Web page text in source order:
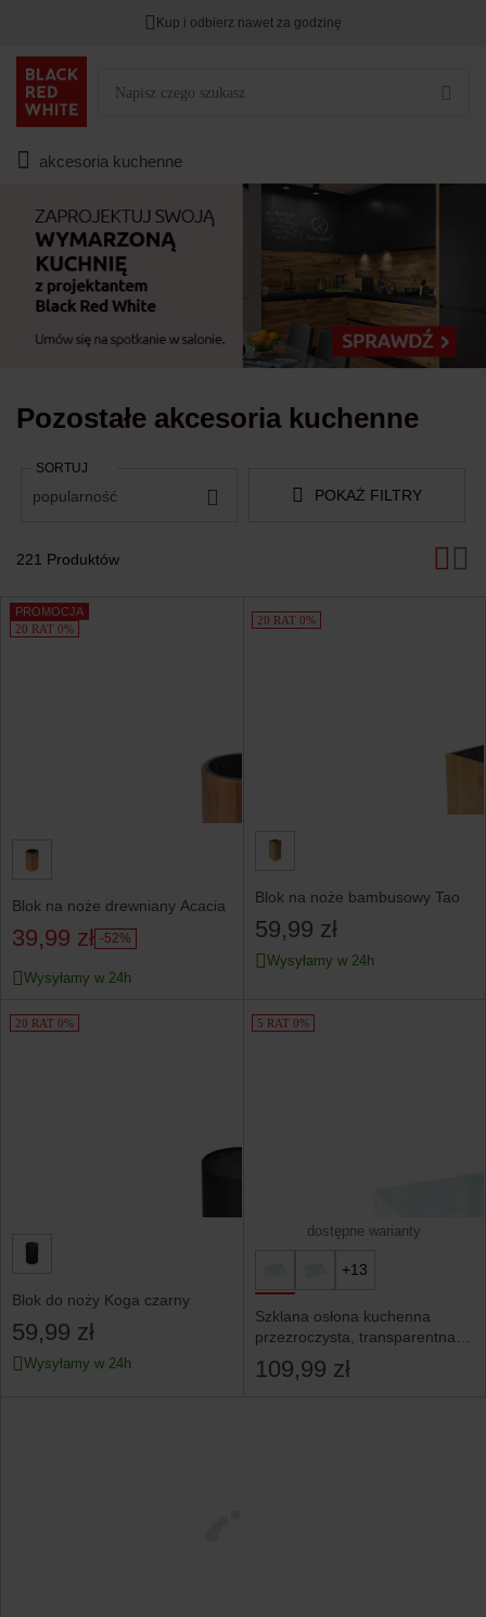
HITY DNIA przy zapisie na Newsletter.
Kup i odbierz nawet za godzinę
akcesoria kuchenne
Pozostałe akcesoria kuchenne
221 Produktów
POKAŻ FILTRY
SORTUJ
popularność
Produkty
PROMOCJA
20 RAT 0%
Blok na noże drewniany Acacia
39,99 zł -52%
Wysyłamy w 24h
20 RAT 0%
Blok na noże bambusowy Tao
59,99 zł
Wysyłamy w 24h
20 RAT 0%
Blok do noży Koga czarny
59,99 zł
Wysyłamy w 24h
5 RAT 0%
dostępne warianty
+13
Szklana osłona kuchenna
przezroczysta, transparentna
52x30
109,99 zł